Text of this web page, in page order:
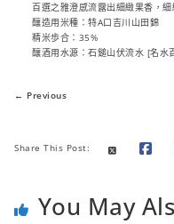
百選之雅澄感流露出細緻果香，
釀造用米種：特A口吉川山田錦
精米歩合：35%
釀酒用水源：石鎚山伏流水 [名水
← Previous
Share This Post:
You May